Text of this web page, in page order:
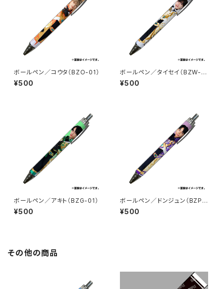
ボールペン／コウタ（BZO-01）
¥500
ボールペン／タイセイ（BZW-0
1）
¥500
ボールペン／アキト（BZG-01）
¥500
ボールペン／ドンジュン（BZP-
01）
¥500
その他の商品